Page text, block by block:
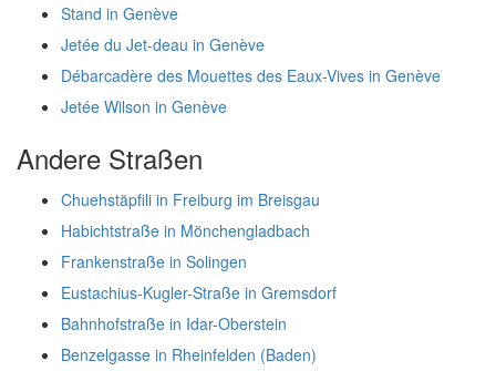
Stand in Genève
Jetée du Jet-deau in Genève
Débarcadère des Mouettes des Eaux-Vives in Genève
Jetée Wilson in Genève
Andere Straßen
Chuehstäpfili in Freiburg im Breisgau
Habichtstraße in Mönchengladbach
Frankenstraße in Solingen
Eustachius-Kugler-Straße in Gremsdorf
Bahnhofstraße in Idar-Oberstein
Benzelgasse in Rheinfelden (Baden)